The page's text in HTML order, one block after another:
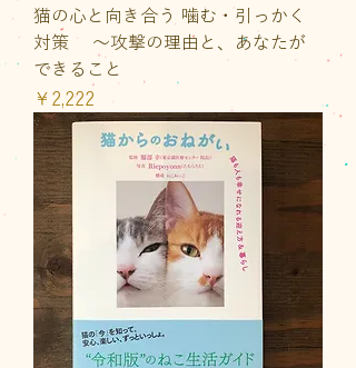
猫の心と向き合う 噛む・引っかく
対策 〜攻撃の理由と、あなたが
できること
価格
￥2,222